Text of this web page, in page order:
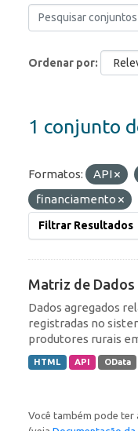
Ordenar por
1 conjunto
Formatos: API
financiamento
Filtrar Resultados
Matriz de Dados
Dados agregados
registradas no
produtores rurais
HTML API OData
Você também pode ter